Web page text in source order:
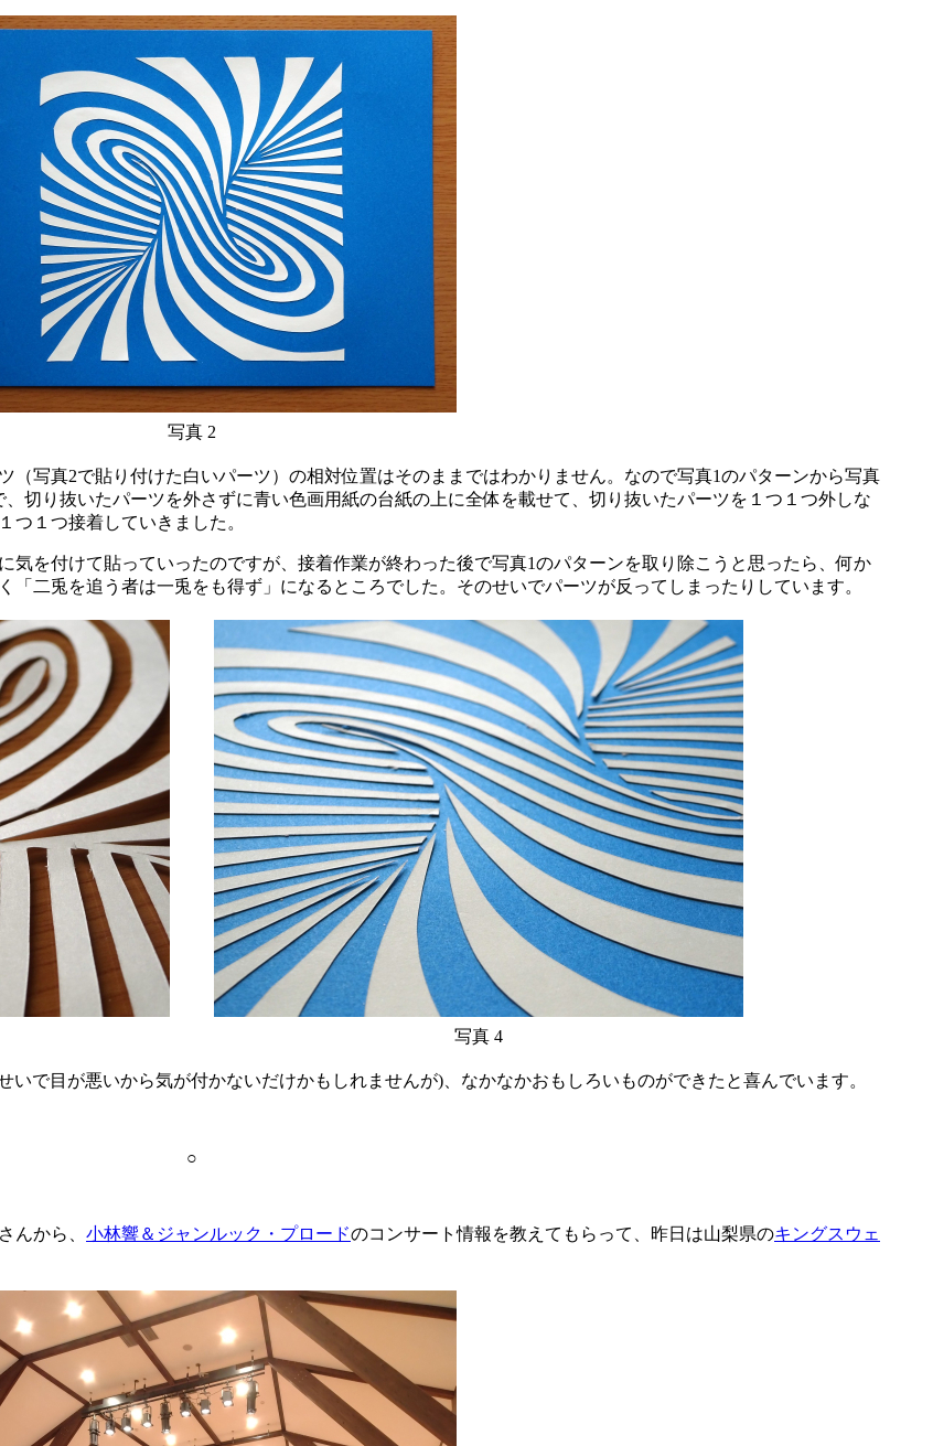
写真 2
写真2で貼り付けた白いパーツ）の相対位置はそのままではわかりません。なので写真1のパターンから写真
切り抜いたパーツを外さずに青い色画用紙の台紙の上に全体を載せて、切り抜いたパーツを１つ１つ外しな
つ１つ接着していきました。
を付けて貼っていったのですが、接着作業が終わった後で写真1のパターンを取り除こうと思ったら、何か
二兎を追う者は一兎をも得ず」になるところでした。そのせいでパーツが反ってしまったりしています。
写真 4
で目が悪いから気が付かないだけかもしれませんが)、なかなかおもしろいものができたと喜んでいます。
○
んから、 小林響＆ジャンルック・プロードのコンサート情報を教えてもらって、昨日は山梨県のキングスウェ